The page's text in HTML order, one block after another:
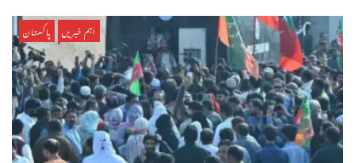
اہم خبریں پاکستان